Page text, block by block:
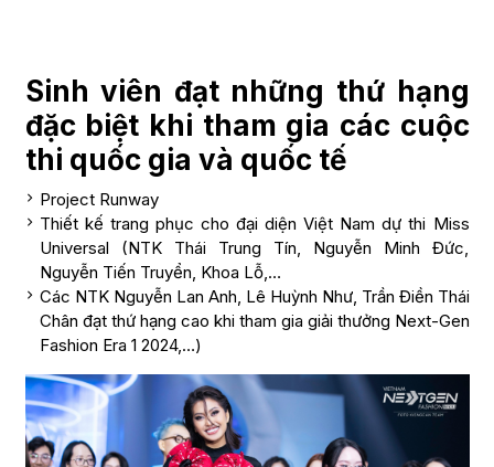
Sinh viên đạt những thứ hạng
đặc biệt khi tham gia các cuộc
thi quốc gia và quốc tế
Project Runway
Thiết kế trang phục cho đại diện Việt Nam dự thi Miss
Universal (NTK Thái Trung Tín, Nguyễn Minh Đức,
Nguyễn Tiến Truyển, Khoa Lỗ,…
Các NTK Nguyễn Lan Anh, Lê Huỳnh Như, Trần Điền Thái
Chân đạt thứ hạng cao khi tham gia giải thưởng Next-Gen
Fashion Era 1 2024,…)